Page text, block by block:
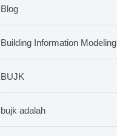
Blog
Building Information Modeling
BUJK
bujk adalah